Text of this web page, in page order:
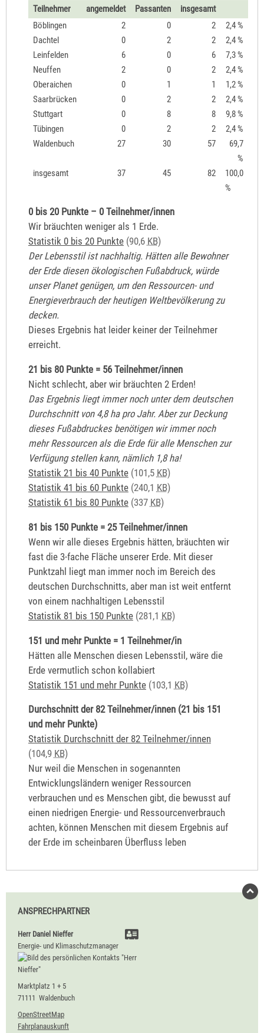
Teilnehmer angemeldet Passanten
insgesamt
Böblingen
2 0 2
2,4 %
Dachtel
0 2 2
2,4 %
Leinfelden
6 0 6
7,3 %
Neuffen
2 0 2
2,4 %
Oberaichen
0 1 1
1,2 %
Saarbrücken
0 2 2
2,4 %
Stuttgart
0 8 8
9,8 %
Tübingen
0 2 2
2,4 %
Waldenbuch
27 30 57
69,7
%
insgesamt
37 45 82
100,0
%
0 bis 20 Punkte – 0 Teilnehmer/innen
Wir bräuchten weniger als 1 Erde.
Statistik 0 bis 20 Punkte(90,6 KB)
Der Lebensstil ist nachhaltig. Hätten alle Bewohner
der Erde diesen ökologischen Fußabdruck, würde
unser Planet genügen, um den Ressourcen- und
Energieverbrauch der heutigen Weltbevölkerung zu
decken.
Dieses Ergebnis hat leider keiner der Teilnehmer
erreicht.
21 bis 80 Punkte = 56 Teilnehmer/innen
Nicht schlecht, aber wir bräuchten 2 Erden!
Das Ergebnis liegt immer noch unter dem deutschen
Durchschnitt von 4,8 ha pro Jahr. Aber zur Deckung
dieses Fußabdruckes benötigen wir immer noch
mehr Ressourcen als die Erde für alle Menschen zur
Verfügung stellen kann, nämlich 1,8 ha!
Statistik 21 bis 40 Punkte(101,5 KB)
Statistik 41 bis 60 Punkte(240,1 KB)
Statistik 61 bis 80 Punkte(337 KB)
81 bis 150 Punkte = 25 Teilnehmer/innen
Wenn wir alle dieses Ergebnis hätten, bräuchten wir
fast die 3-fache Fläche unserer Erde. Mit dieser
Punktzahl liegt man immer noch im Bereich des
deutschen Durchschnitts, aber man ist weit entfernt
von einem nachhaltigen Lebensstil
Statistik 81 bis 150 Punkte(281,1 KB)
151 und mehr Punkte = 1 Teilnehmer/in
Hätten alle Menschen diesen Lebensstil, wäre die
Erde vermutlich schon kollabiert
Statistik 151 und mehr Punkte(103,1 KB)
Durchschnitt der 82 Teilnehmer/innen (21 bis 151
und mehr Punkte)
Statistik Durchschnitt der 82 Teilnehmer/innen
(104,9 KB)
Nur weil die Menschen in sogenannten
Entwicklungsländern weniger Ressourcen
verbrauchen und es Menschen gibt, die bewusst auf
einen niedrigen Energie- und Ressourcenverbrauch
achten, können Menschen mit diesem Ergebnis auf
der Erde im scheinbaren Überfluss leben
ANSPRECHPARTNER
Herr Daniel Nieffer
Energie- und Klimaschutzmanager
Marktplatz 1 + 5
71111 Waldenbuch
OpenStreetMap
Fahrplanauskunft